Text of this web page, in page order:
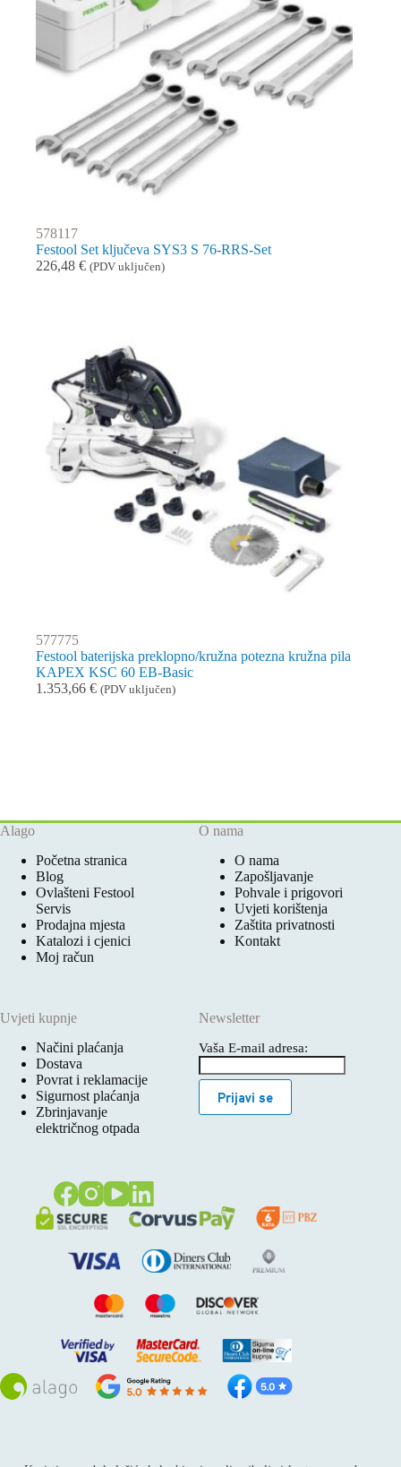
578117
Festool Set ključeva SYS3 S 76-RRS-Set
226,48 € (PDV uključen)
577775
Festool baterijska preklopno/kružna potezna kružna pila
KAPEX KSC 60 EB-Basic
1.353,66 € (PDV uključen)
Alago
Početna stranica
Blog
Ovlašteni Festool
Servis
Prodajna mjesta
Katalozi i cjenici
Moj račun
O nama
O nama
Zapošljavanje
Pohvale i prigovori
Uvjeti korištenja
Zaštita privatnosti
Kontakt
Uvjeti kupnje
Načini plaćanja
Dostava
Povrat i reklamacije
Sigurnost plaćanja
Zbrinjavanje
električnog otpada
Newsletter
Vaša E-mail adresa:
Prijavi se
Sva prava pridržana © 2026 Alago